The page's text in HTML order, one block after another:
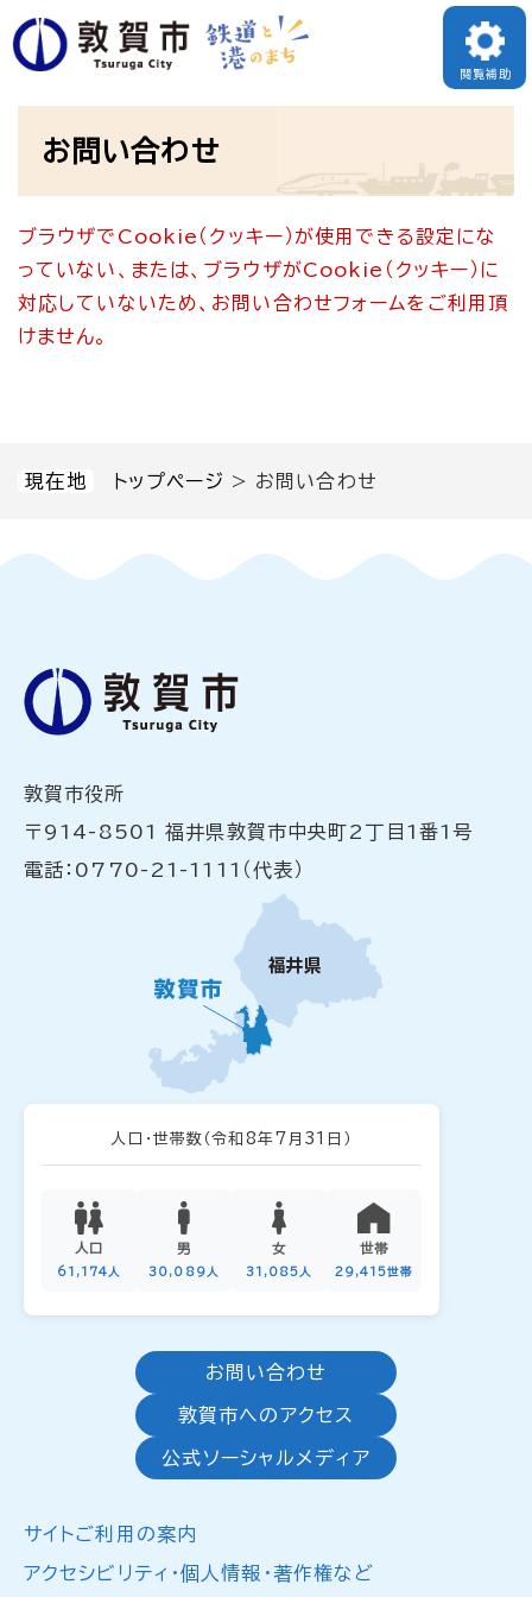
ペ
ー
す
メニューを飛ばして本文へ
閲覧補助
現在地 トップページ > お問い合わせ
お問い合わせ
ブラウザでCookie（クッキー）が使用できる設定にな
っていない、または、ブラウザがCookie（クッキー）に
対応していないため、お問い合わせフォームをご利用頂
けません。
敦賀市役所
〒914-8501 福井県敦賀市中央町2丁目1番1号
電話：0770-21-1111（代表）
人口・世帯数 （令和8年7月31日）
人口
61,174人
男
30,089人
女
31,085人
世帯
29,415世帯
お問い合わせ
敦賀市へのアクセス
公式ソーシャルメディア
サイトご利用の案内
アクセシビリティ・個人情報・著作権など